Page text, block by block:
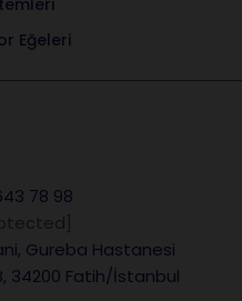
Eğeleri
78 98
Gureba Hastanesi
34200 Fatih/İstanbul